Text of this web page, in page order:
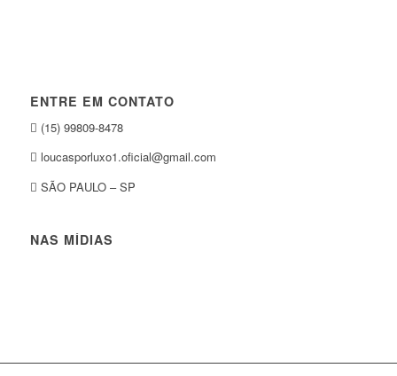
ENTRE EM CONTATO
(15) 99809-8478
loucasporluxo1.oficial@gmail.com
SÃO PAULO – SP
NAS MÍDIAS